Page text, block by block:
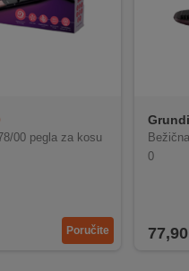
00 pegla za kosu
Poručite
0
77,90